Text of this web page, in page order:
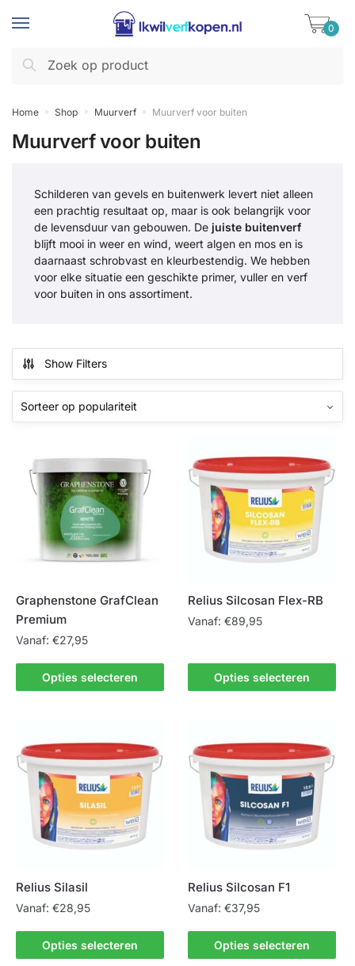
Zoeken
naar:
Zoeken
0
Home » Shop » Muurverf » Muurverf voor buiten
Muurverf voor buiten
Schilderen van gevels en buitenwerk levert niet alleen
een prachtig resultaat op, maar is ook belangrijk voor
de levensduur van gebouwen. De juiste buitenverf
blijft mooi in weer en wind, weert algen en mos en is
daarnaast schrobvast en kleurbestendig. We hebben
voor elke situatie een geschikte primer, vuller en verf
voor buiten in ons assortiment.
Show Filters
Graphenstone GrafClean
Premium
Vanaf: €27,95
Opties selecteren
product
variaties.
Deze
optie
gekozen
worden
de
Relius Silcosan Flex-RB
Vanaf:€89,95
Opties selecteren
product
heeft
Deze
optie
gekozen
worden
productpagina
Relius Silasil
Vanaf: €28,95
Opties selecteren
product
Relius Silcosan F1
Vanaf:€37,95
Opties selecteren
product